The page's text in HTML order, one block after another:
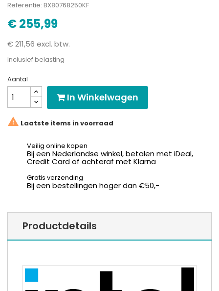
Referentie: BX80768250KF
€ 255,99
€ 211,56 excl. btw.
Inclusief belasting
Aantal
In Winkelwagen
 Laatste items in voorraad
Veilig online kopen
Bij een Nederlandse winkel, betalen met iDeal,
Credit Card of achteraf met Klarna
Gratis verzending
Bij een bestellingen hoger dan €50,-
Productdetails